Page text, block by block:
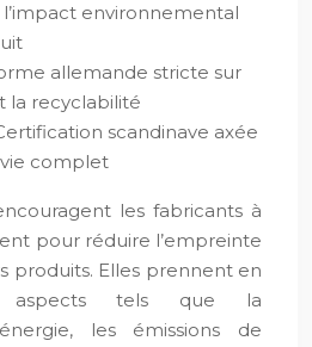
l’impact environnemental
allemande stricte sur
la recyclabilité
scandinave axée
complet
les fabricants à
pour réduire l’empreinte
produits. Elles prennent en
aspects tels que la
les émissions de